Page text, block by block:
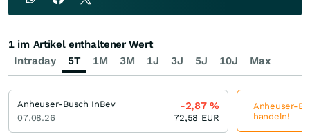
Intraday 5T 1M 3M 1J 3J 5J 10J Max
1 im Artikel enthaltener Wert
Anheuser-Busch InBev
07.08.26
-2,87%
72,58 EUR
Anheuser-
handeln!